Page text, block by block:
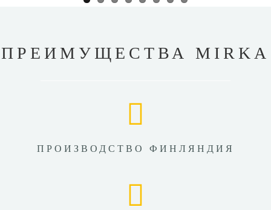
ПРЕИМУЩЕСТВА MIRKA
ПРОИЗВОДСТВО ФИНЛЯНДИЯ